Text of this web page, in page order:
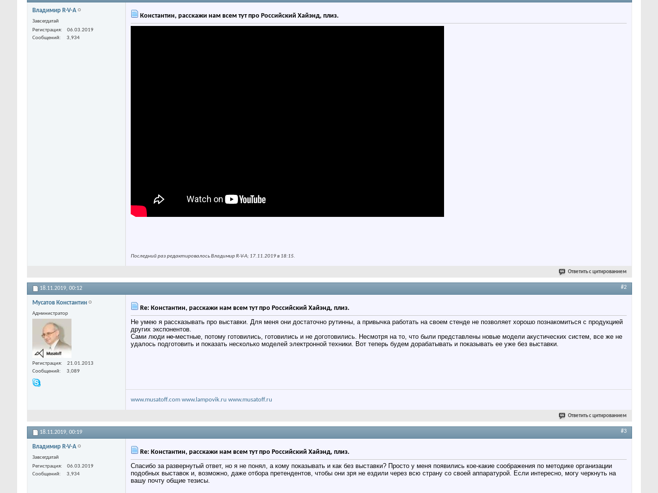
Владимир R-V-A
Завсегдатай
Регистрация
06.03.2019
Сообщений
3,934
Константин, расскажи нам всем тут про Российский Хайэнд, плиз.
Последний раз редактировалось Владимир R-V-A; 17.11.2019 в 18:15.
Ответить с цитированием
18.11.2019, 00:12 #2
Мусатов Константин
Администратор
Регистрация
21.01.2013
Сообщений
3,089
Re: Константин, расскажи нам всем тут про Российский Хайэнд, плиз.
Не умею я рассказывать про выставки. Для меня они достаточно рутинны, а привычка работать на своем стенде не позволяет хорошо познакомиться с продукцией
других экспонентов.
Сами люди неместные, потому готовились, готовились и не доготовились. Несмотря на то, что были представлены новые модели акустических систем, все же не
удалось подготовить и показать несколько моделей электронной техники. Вот теперь будем дорабатывать и показывать ее уже без выставки.
www.musatoff.com www.lampovik.ru www.musatoff.ru
Ответить с цитированием
18.11.2019, 00:19 #3
Владимир R-V-A
Завсегдатай
Регистрация
06.03.2019
Сообщений
3,934
Re: Константин, расскажи нам всем тут про Российский Хайэнд, плиз.
Спасибо за развернутый ответ, но я не понял, а кому показывать и как без выставки? Просто у меня появились кое-какие соображения по методике организации
подобных выставок и, возможно, даже отбора претендентов, чтобы они зря не ездили через всю страну со своей аппаратурой. Если интересно, могу черкнуть на
вашу почту общие тезисы.